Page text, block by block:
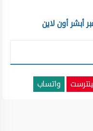
أبشر أون لاين
واتساب